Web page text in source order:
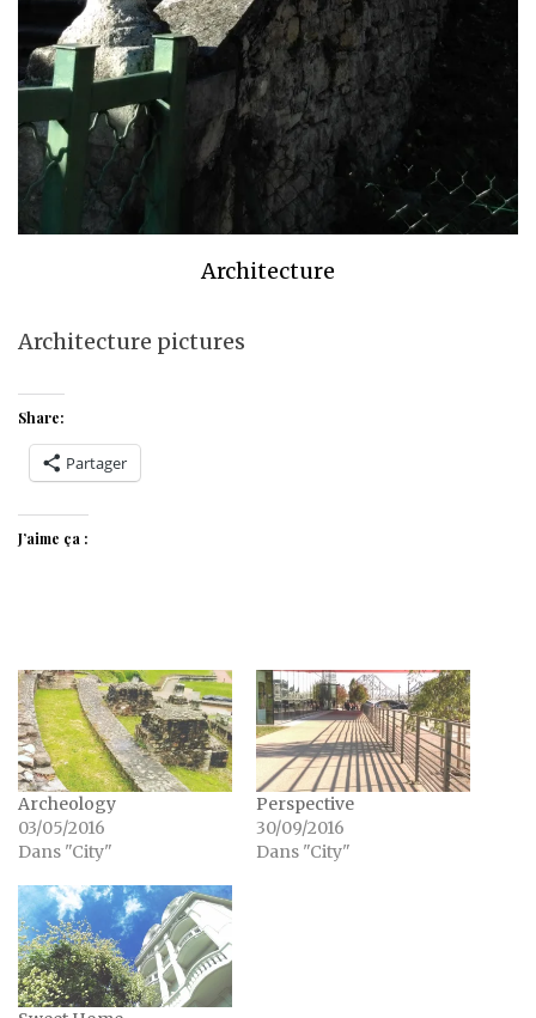
Architecture
Architecture pictures
Share:
Partager
J’aime ça :
Archeology
03/05/2016
Dans "City"
Perspective
30/09/2016
Dans "City"